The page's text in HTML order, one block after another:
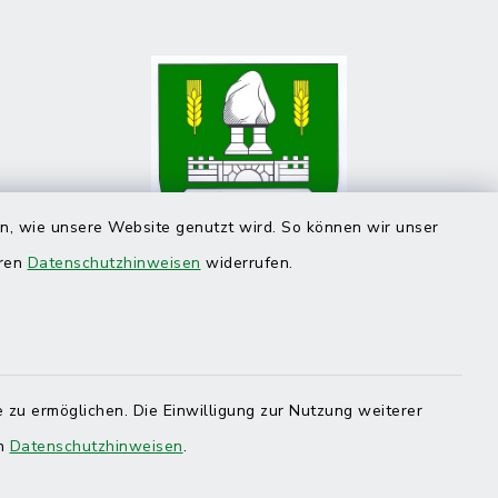
wie unsere Website genutzt wird. So können wir unser
Datenschutzhinweisen widerrufen.
ermöglichen. Die Einwilligung zur Nutzung weiterer
Datenschutzhinweisen.